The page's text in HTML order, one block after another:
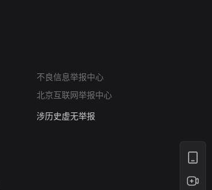
不良信息举报中心
北京互联网举报中心
亚运会举报专区
涉历史虚无举报